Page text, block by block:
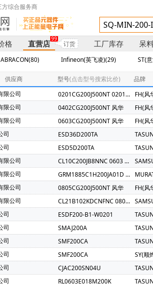
方综合服务商
格 直营店
99
订货 工厂库存 呆
ABRACON(80) Infineon(英飞凌)(29)
ST(
湾陆海)(5)
Cypress(赛普拉斯)(5)
EPSON(爱普生)(3)
Littelfuse(力特)(3)
)(2)
ISSI(美国芯成)(2)
SAMSUNG(三星
AcSip(1)
ALLEGRO(美国埃戈罗)(1)
机)(1)
IDT(Renesas收购)(1)
IXYS(艾赛斯
Panasonic(松下)(1)
Samwha(三和电容
晶)(1)
Brightking(台湾君耀)(1) SOCAY(
供应商 型号(点击型号搜索比价)
品牌
限公司
0201CG200J500NT 0201 20P 风华
FH(风
限公司
0402CG200J500NT 风华
FH(风
限公司
0603CG200J500NT 风华
FH(风
司
ESD36D200TA
司
ESD5D200TA
限公司
CL10C200JB8NNC 0603 COG 20PF 50V
限公司
GRM1885C1H200JA01D 0603 NPO 20PJ 50V
限公司
0805CG200J500NT 风华
FH(风
限公司
CL21B102KDCNFNC 0805 X7R 1NF 200V-SAM
司
ESDF200-B1-W0201
司
SMAJ200A
司
SMF200CA
司
SMF200CA
SY(顺
司
CJAC200SN04U
司
RL0603E018M200K